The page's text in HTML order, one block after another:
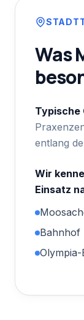
Was
Typische
entlang
Wir
Einsatz
Bahnhof